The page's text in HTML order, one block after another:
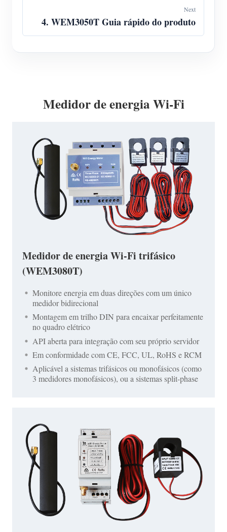
Next
4. WEM3050T Guia rápido do produto
Medidor de energia Wi-Fi
Medidor de energia Wi-Fi trifásico
(WEM3080T)
Monitore energia em duas direções com um único
medidor bidirecional
Montagem em trilho DIN para encaixar perfeitamente
no quadro elétrico
API aberta para integração com seu próprio servidor
Em conformidade com CE, FCC, UL, RoHS e RCM
Aplicável a sistemas trifásicos ou monofásicos (como
3 medidores monofásicos), ou a sistemas split-phase